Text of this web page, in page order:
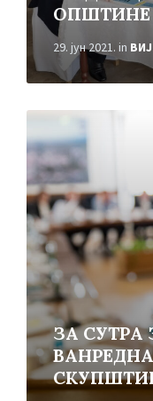
ОПШТИНЕ
29. јун 2021. in
ЗА СУТРА
Read